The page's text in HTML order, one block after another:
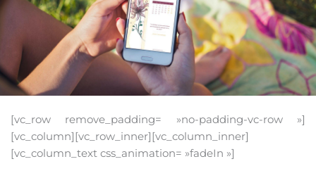
[vc_row remove_padding= »no-padding-vc-row »]
[vc_column][vc_row_inner][vc_column_inner]
[vc_column_text css_animation= »fadeIn »]